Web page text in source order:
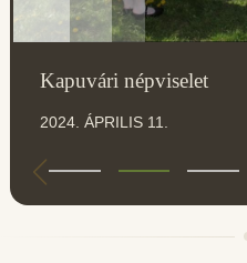
Kapuvári népviselet
2024. ÁPRILIS 11.